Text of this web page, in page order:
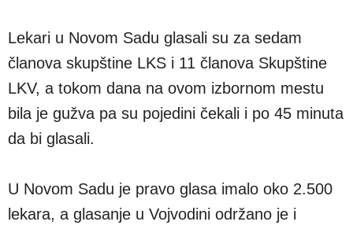
Lekari u Novom Sadu glasali su za sedam
članova skupštine LKS i 11 članova Skupštine
LKV, a tokom dana na ovom izbornom mestu
bila je gužva pa su pojedini čekali i po 45 minuta
da bi glasali.
U Novom Sadu je pravo glasa imalo oko 2.500
lekara, a glasanje u Vojvodini održano je i